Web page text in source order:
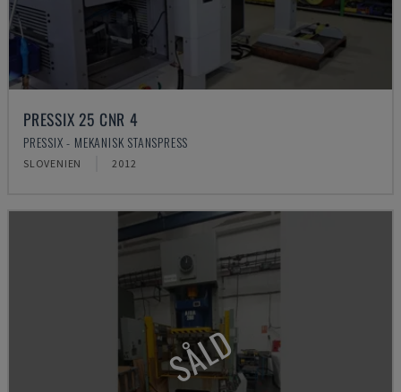
PRESSIX 25 CNR 4
PRESSIX - MEKANISK STANSPRESS
SLOVENIEN 2012
SÅLD